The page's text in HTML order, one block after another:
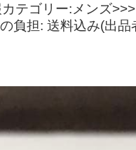
テゴリー:メンズ
負担: 送料込み(出